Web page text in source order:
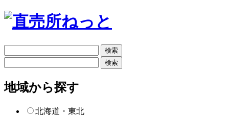
リ
ー
検
索
ー
検
地域から探す
北海道・東北